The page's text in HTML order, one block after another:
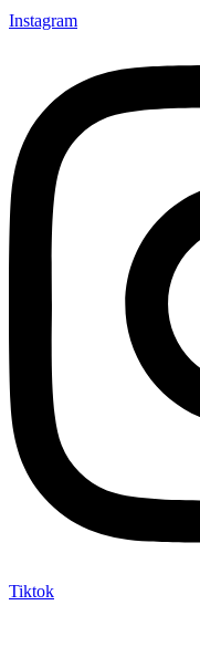
Instagram
Tiktok